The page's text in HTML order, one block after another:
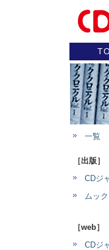
一覧
［出版］
CDジ
ムック
［web］
CDジ